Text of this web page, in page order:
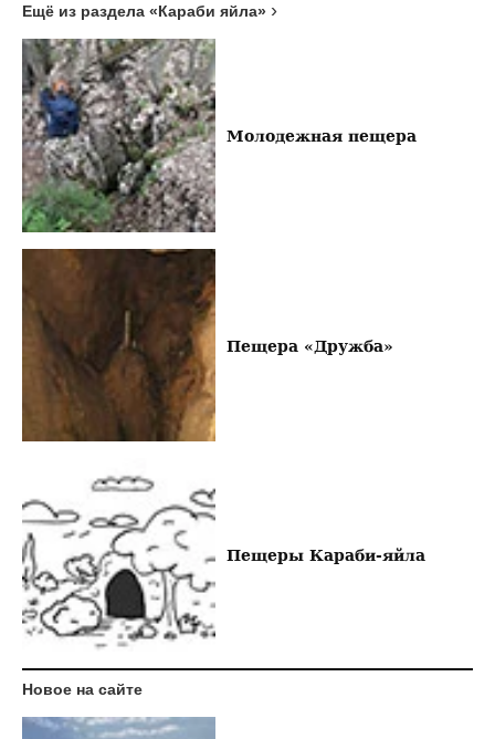
Ещё из раздела «Караби яйла»
Молодежная пещера
Пещера «Дружба»
Пещеры Караби-яйла
Новое на сайте